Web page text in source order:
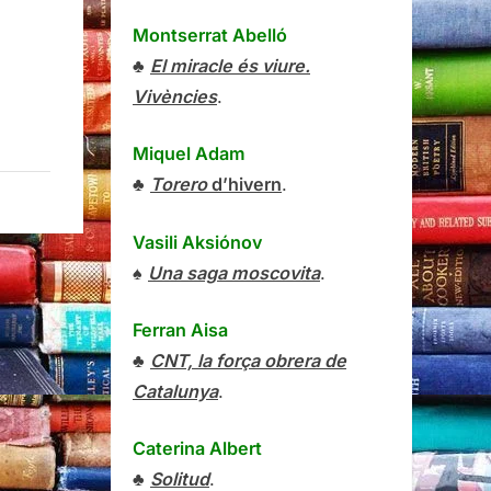
Montserrat Abelló
♣ El miracle és viure.
Vivències.
Miquel Adam
♣ Torerod’hivern.
Vasili Aksiónov
♠ Una saga moscovita.
Ferran Aisa
♣ CNT, la força obrera de
Catalunya.
Caterina Albert
♣ Solitud.